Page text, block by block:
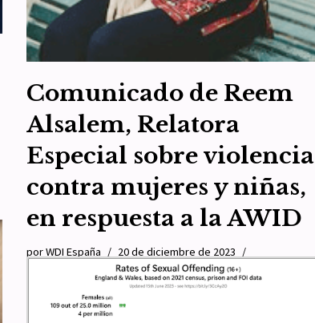
Comunicado de Reem
Alsalem, Relatora
Especial sobre violencia
contra mujeres y niñas,
en respuesta a la AWID
porWDI España
20 de diciembre de 2023
Artículo 1,Artículo 4,Artículo 8
Como ya informamos en esta página web, la Relatora